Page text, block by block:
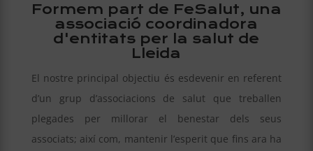
Formem part de FeSalut, una
associació coordinadora
d'entitats per la salut de
Lleida
El nostre principal objectiu és esdevenir en referent
d’un grup d’associacions de salut que treballen
plegades per millorar el benestar dels seus
associats; així com, mantenir l’esperit que fins ara ha